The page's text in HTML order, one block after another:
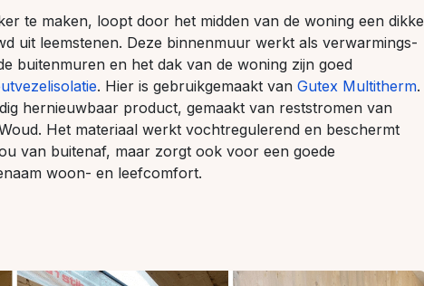
te maken, loopt door het midden van de woning een dikke
uit leemstenen. Deze binnenmuur werkt als verwarmings-
buitenmuren en het dak van de woning zijn goed
. Hier is gebruikgemaakt van Gutex Multitherm.
hernieuwbaar product, gemaakt van reststromen van
Het materiaal werkt vochtregulerend en beschermt
van buitenaf, maar zorgt ook voor een goede
woon- en leefcomfort.